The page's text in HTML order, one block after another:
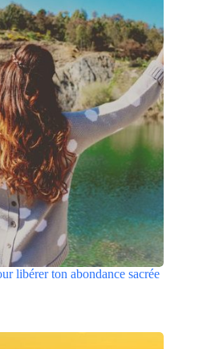
libérer ton abondance sacrée